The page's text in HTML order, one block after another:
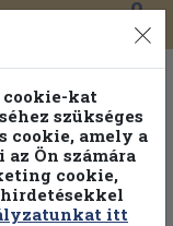
0
cookie-kat
szükséges
cookie, amely a
Ön számára
cookie,
itt